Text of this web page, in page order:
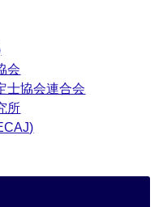
会
士協会連合会
所